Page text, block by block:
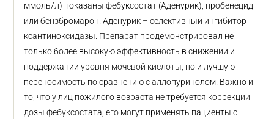
ммоль/л) показаны фебуксостат (Аденурик), пробенецид
или бензбромарон. Аденурик – селективный ингибитор
ксантиноксидазы. Препарат продемонстрировал не
только более высокую эффективность в снижении и
поддержании уровня мочевой кислоты, но и лучшую
переносимость по сравнению с аллопуринолом. Важно и
то, что у лиц пожилого возраста не требуется коррекции
дозы фебуксостата, его могут применять пациенты с